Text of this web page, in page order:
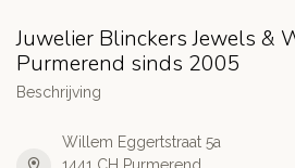
Juwelier Blinckers Jewels &
Purmerend sinds 2005
Beschrijving
Willem Eggertstraat 5a